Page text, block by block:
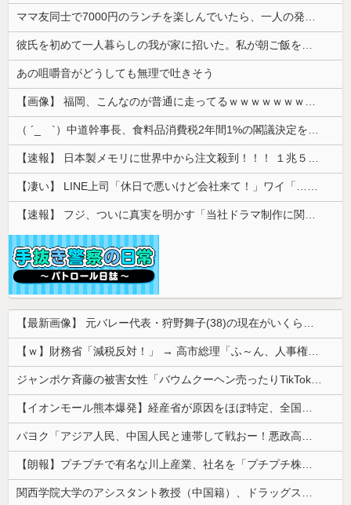
ママ友同士で7000円のランチを楽しんでいたら、一人の発言で場の空気が凍りついた。その理由とは…
彼氏を初めて一人暮らしの我が家に招いた。私が朝ご飯を作ったのだが、彼氏にトーストに何塗る？って聞いたら...
あの咀嚼音がどうしても無理で吐きそう
【画像】 福岡、こんなのが普通に走ってるｗｗｗｗｗｗｗｗｗｗｗｗｗｗｗｗｗｗｗｗｗｗｗｗｗｗｗｗｗｗｗｗｗｗｗｗｗｗｗｗ
（ ´_ゝ`）中道幹事長、食料品消費税2年間1%の閣議決定を批判 → 記者「中道改革連合は食料品消費税ゼロを公約に掲げていたが？」→ 階猛氏「
【速報】 日本製メモリに世界中から注文殺到！！！ １兆５０００億円で工場増築へ
【凄い】 LINE上司「休日で悪いけど会社来て！」ワイ「…無視」上司「マジでヤバいから！」←その結果ｗｗｗｗｗ
【速報】 フジ、ついに真実を明かす「当社ドラマ制作に関するご説明」5chの目は厳しいぞ
【最新画像】 元バレー代表・狩野舞子(38)の現在がいくらなんでも即ハボすぎる！
【ｗ】財務省「減税反対！」 → 高市総理「ふ～ん、人事権発動ね？」 → 結果 ｗｗｗｗｗｗｗｗｗｗ
ジャンポケ斉藤の被害女性「バウムクーヘン売ったりTikTokライブしててムカついたから示談しなかった」
【イオンモール熊本爆発】経産省が原因をほぼ特定、全国の大規模施設でガス供給設備の点検要請にまで発展する事態に・・・【PICKUP】
パヨク「アジア人民、中国人民と連帯して戦おー！悪政高市を打倒するぞー！」
【朗報】プチプチで有名な川上産業、社名を「プチプチ株式会社」に変更wwwww
関西学院大学のアシスタント教授（中国籍）、ドラッグストアで現行犯逮捕 万引き容疑